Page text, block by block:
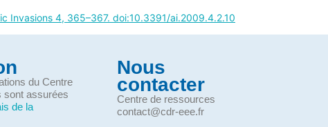
Invasions 4, 365–367. doi:10.3391/ai.2009.4.2.10
du Centre
sont assurées
de la
Nous
contacter
Centre de ressources
contact@cdr-eee.fr